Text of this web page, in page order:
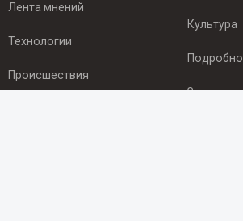
Лента мнений
Технологии
Происшествия
Культура
Подробно
Здоровье